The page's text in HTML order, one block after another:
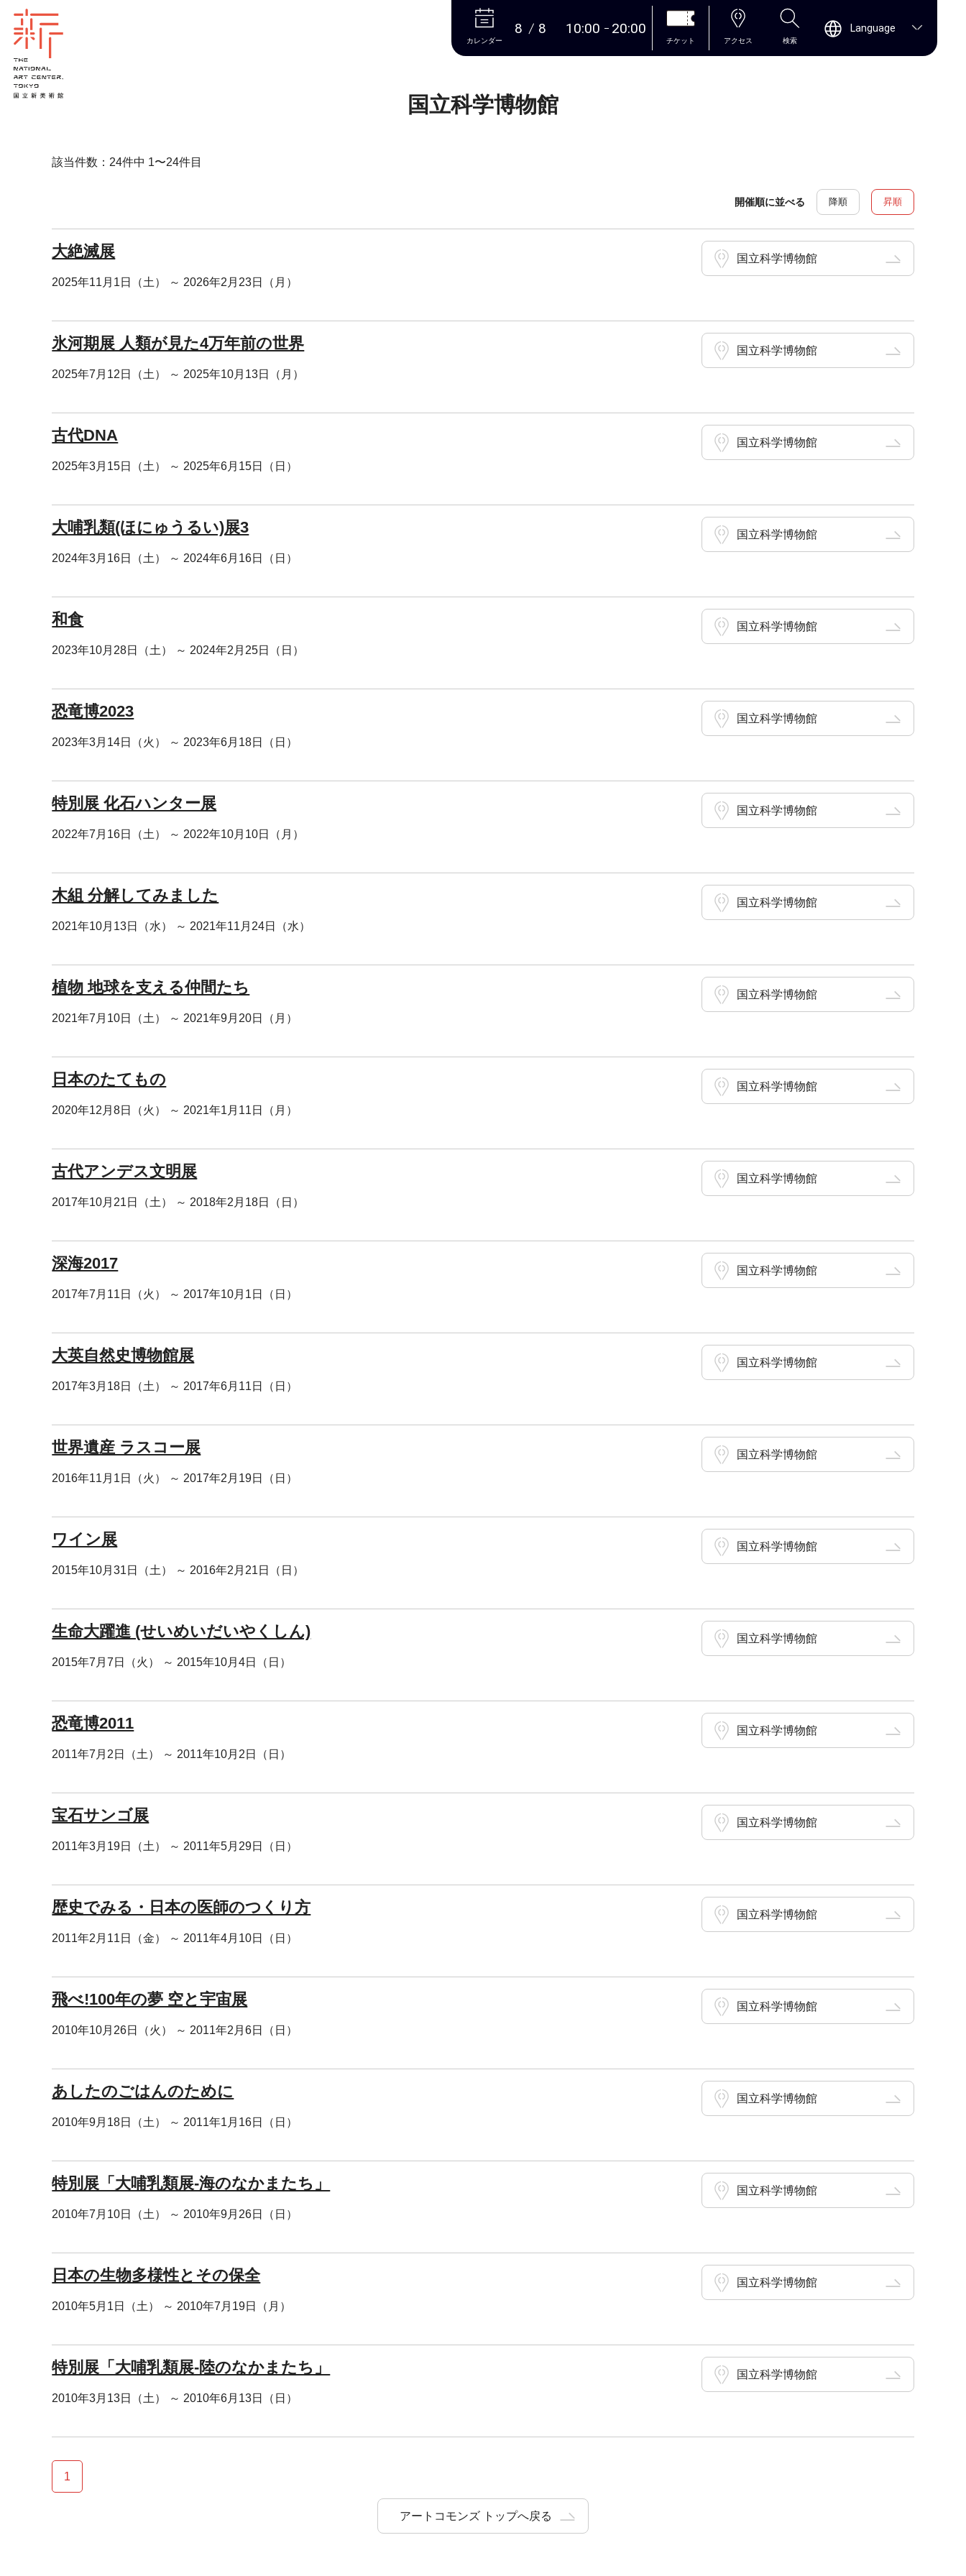
本文へ
カレンダー
8 8 10:00 20:00
チケット アクセス 検索
Language
国立科学博物館
該当件数：24件中 1〜24件目
開催順に並べる 降順 昇順
大絶滅展
2025年11月1日（土） ～ 2026年2月23日（月）
国立科学博物館
氷河期展 人類が見た4万年前の世界
2025年7月12日（土） ～ 2025年10月13日（月）
国立科学博物館
古代DNA
2025年3月15日（土） ～ 2025年6月15日（日）
国立科学博物館
大哺乳類(ほにゅうるい)展3
2024年3月16日（土） ～ 2024年6月16日（日）
国立科学博物館
和食
2023年10月28日（土） ～ 2024年2月25日（日）
国立科学博物館
恐竜博2023
2023年3月14日（火） ～ 2023年6月18日（日）
国立科学博物館
特別展 化石ハンター展
2022年7月16日（土） ～ 2022年10月10日（月）
国立科学博物館
木組 分解してみました
2021年10月13日（水） ～ 2021年11月24日（水）
国立科学博物館
植物 地球を支える仲間たち
2021年7月10日（土） ～ 2021年9月20日（月）
国立科学博物館
日本のたてもの
2020年12月8日（火） ～ 2021年1月11日（月）
国立科学博物館
古代アンデス文明展
2017年10月21日（土） ～ 2018年2月18日（日）
国立科学博物館
深海2017
2017年7月11日（火） ～ 2017年10月1日（日）
国立科学博物館
大英自然史博物館展
2017年3月18日（土） ～ 2017年6月11日（日）
国立科学博物館
世界遺産 ラスコー展
2016年11月1日（火） ～ 2017年2月19日（日）
国立科学博物館
ワイン展
2015年10月31日（土） ～ 2016年2月21日（日）
国立科学博物館
生命大躍進 (せいめいだいやくしん)
2015年7月7日（火） ～ 2015年10月4日（日）
国立科学博物館
恐竜博2011
2011年7月2日（土） ～ 2011年10月2日（日）
国立科学博物館
宝石サンゴ展
2011年3月19日（土） ～ 2011年5月29日（日）
国立科学博物館
歴史でみる・日本の医師のつくり方
2011年2月11日（金） ～ 2011年4月10日（日）
国立科学博物館
飛べ!100年の夢 空と宇宙展
2010年10月26日（火） ～ 2011年2月6日（日）
国立科学博物館
あしたのごはんのために
2010年9月18日（土） ～ 2011年1月16日（日）
国立科学博物館
特別展「大哺乳類展-海のなかまたち」
2010年7月10日（土） ～ 2010年9月26日（日）
国立科学博物館
日本の生物多様性とその保全
2010年5月1日（土） ～ 2010年7月19日（月）
国立科学博物館
特別展「大哺乳類展-陸のなかまたち」
2010年3月13日（土） ～ 2010年6月13日（日）
国立科学博物館
1
アートコモンズ トップへ戻る